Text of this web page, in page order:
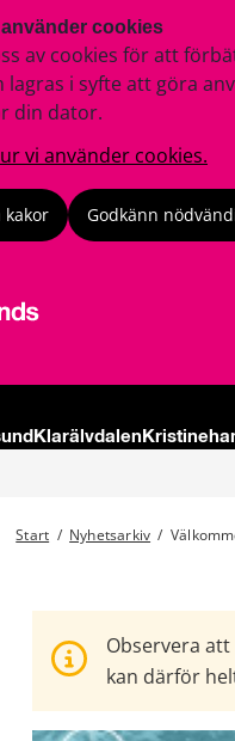
cookies
av cookies för att
lagras i syfte att göra
din dator.
vi använder cookies.
kakor Godkänn
Klarälvdalen
Start / Nyhetsarkiv /
Observera
kan därför